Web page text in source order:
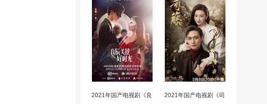
2021年国产电视剧《良 2021年国产电视剧《司